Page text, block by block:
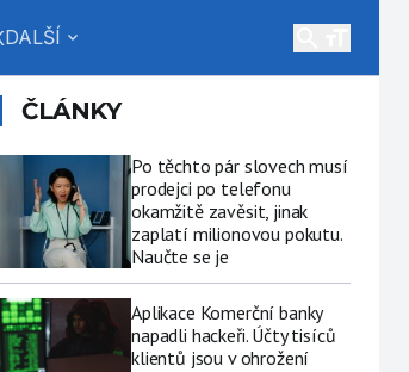
DALŠÍ expand_more
ČLÁNKY
Po těchto pár slovech musí
prodejci po telefonu
okamžitě zavěsit, jinak
zaplatí milionovou pokutu.
Naučte se je
Aplikace Komerční banky
napadli hackeři. Účty tisíců
klientů jsou v ohrožení